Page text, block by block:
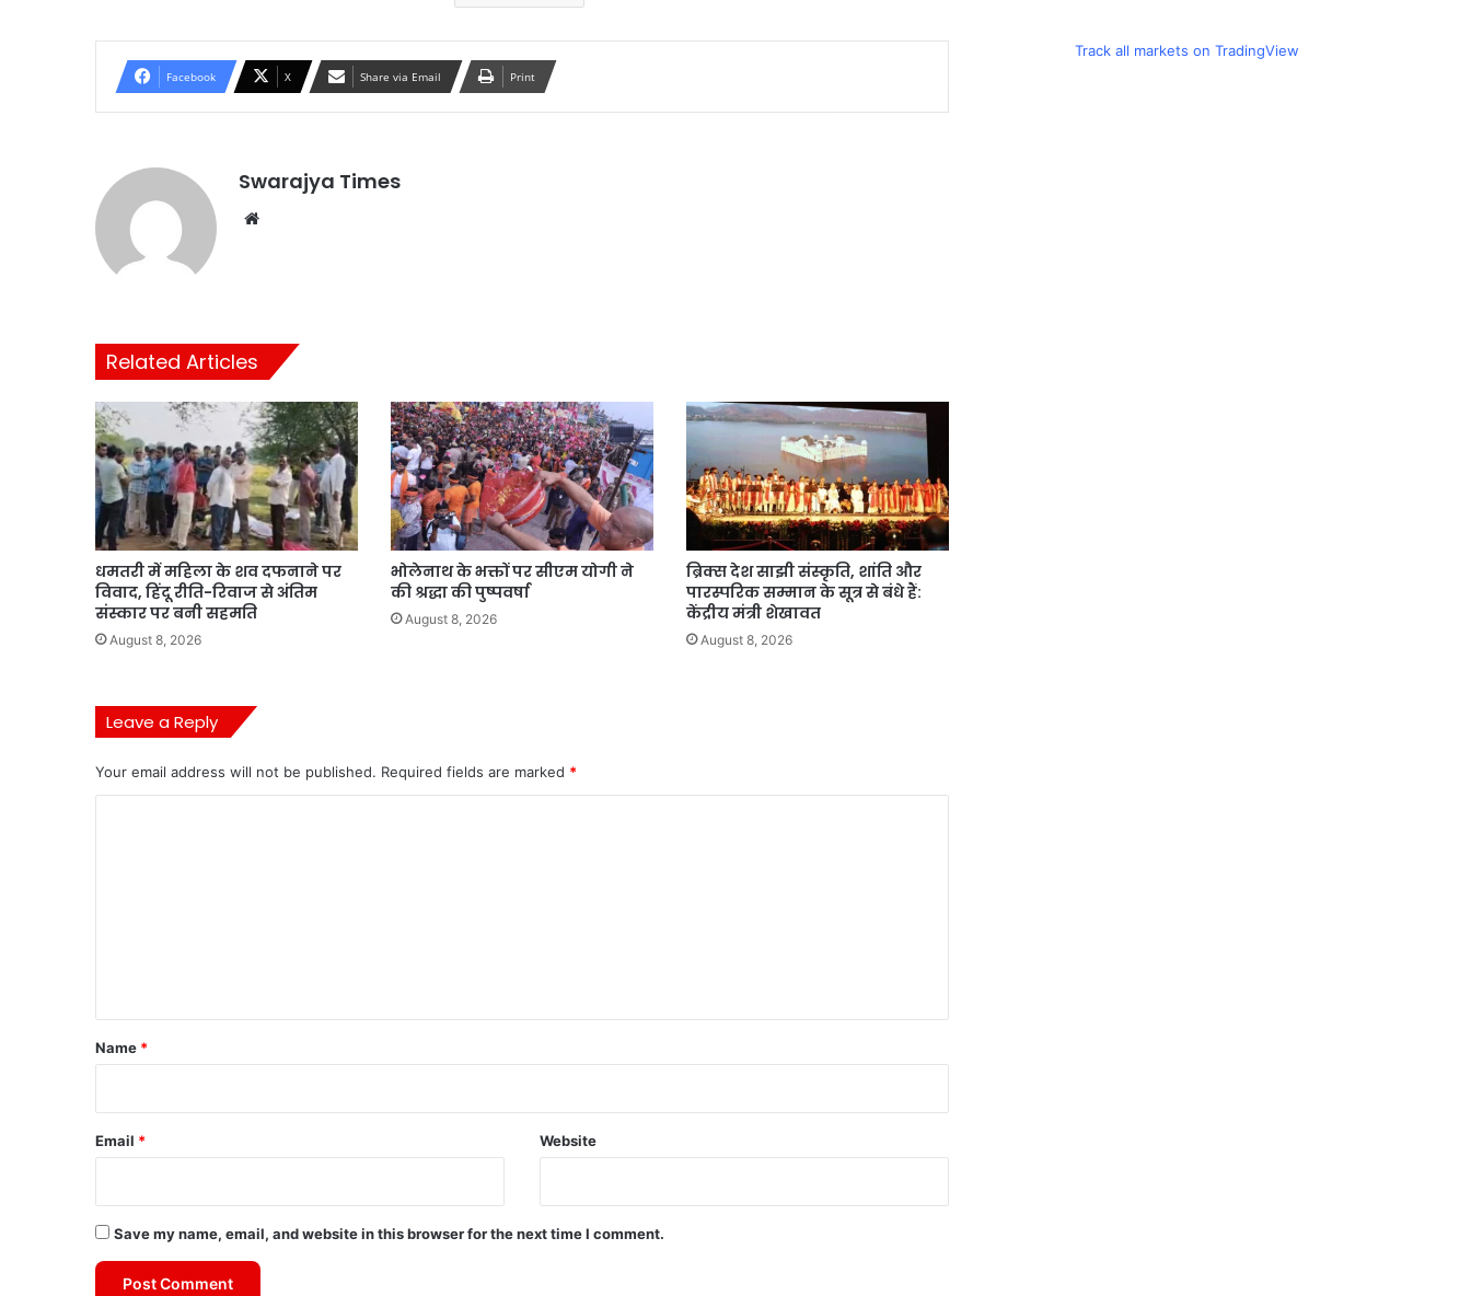
Facebook X Share via Email Print
Swarajya Times
Related Articles
धमतरी में महिला के शव दफनाने पर
विवाद, हिंदू रीति-रिवाज से अंतिम
संस्कार पर बनी सहमति
August 8, 2026
भोलेनाथ के भक्तों पर सीएम योगी ने
की श्रद्धा की पुष्पवर्षा
August 8, 2026
ब्रिक्स देश साझी संस्कृति, शांति और
पारस्परिक सम्मान के सूत्र से बंधे हैं:
केंद्रीय मंत्री शेखावत
August 8, 2026
Leave a Reply
Your email address will not be published. Required fields are marked *
*
Name *
Email * Website
Save my name, email, and website in this browser for the next time I comment.
Track all markets on TradingView